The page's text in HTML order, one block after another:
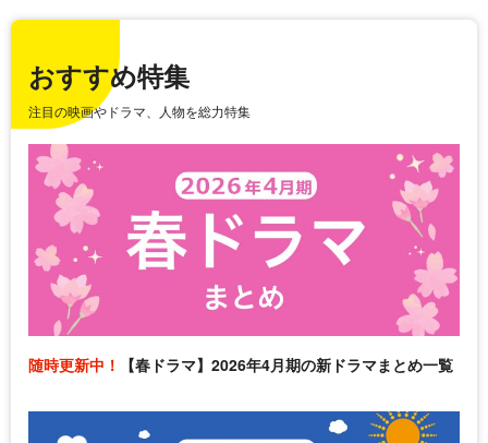
おすすめ特集
注目の映画やドラマ、人物を総力特集
随時更新中！ 【春ドラマ】2026年4月期の新ドラマまとめ一覧